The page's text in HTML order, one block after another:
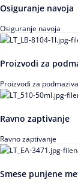
Osiguranje navoja
Osiguranje navoja
Proizvodi za
Proizvodi za
Ravno zaptivanje
Ravno zaptivanje
Smese punjene